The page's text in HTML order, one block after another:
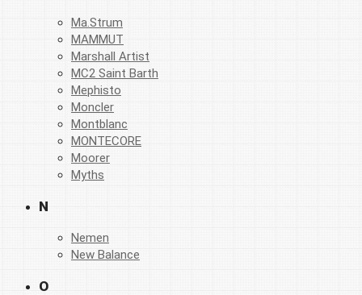
Ma.Strum
MAMMUT
Marshall Artist
MC2 Saint Barth
Mephisto
Moncler
Montblanc
MONTECORE
Moorer
Myths
N
Nemen
New Balance
O